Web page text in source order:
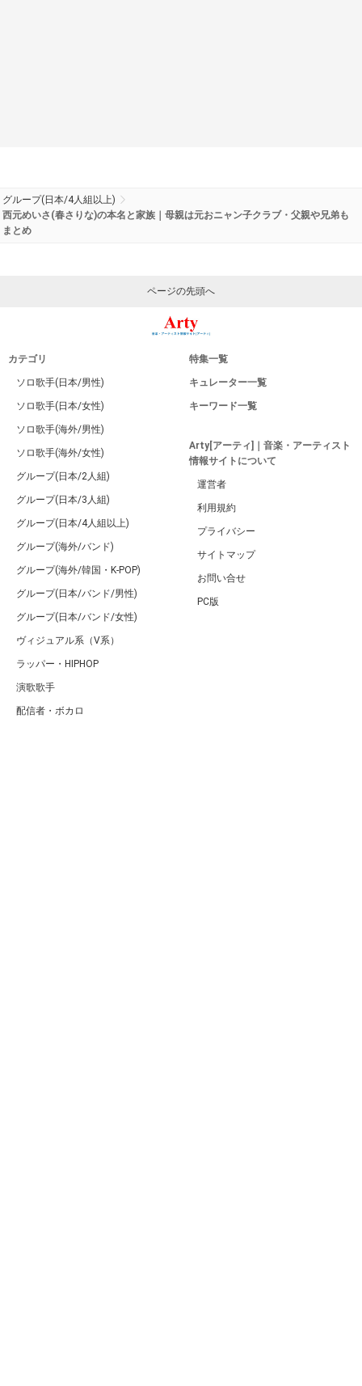
グループ(日本/4人組以上)
西元めいさ(春さりな)の本名と家族｜母親は元おニャン子クラブ・父親や兄弟も
まとめ
ページの先頭へ
カテゴリ
ソロ歌手(日本/男性)
ソロ歌手(日本/女性)
ソロ歌手(海外/男性)
ソロ歌手(海外/女性)
グループ(日本/2人組)
グループ(日本/3人組)
グループ(日本/4人組以上)
グループ(海外/バンド)
グループ(海外/韓国・K-POP)
グループ(日本/バンド/男性)
グループ(日本/バンド/女性)
ヴィジュアル系（V系）
ラッパー・HIPHOP
演歌歌手
配信者・ボカロ
特集一覧
キュレーター一覧
キーワード一覧
Arty[アーティ]｜音楽・アーティスト
情報サイトについて
運営者
利用規約
プライバシー
サイトマップ
お問い合せ
PC版